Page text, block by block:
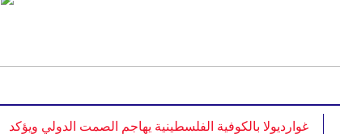
غوارديولا بالكوفية الفلسطينية يهاجم الصمت الدولي ويؤكد